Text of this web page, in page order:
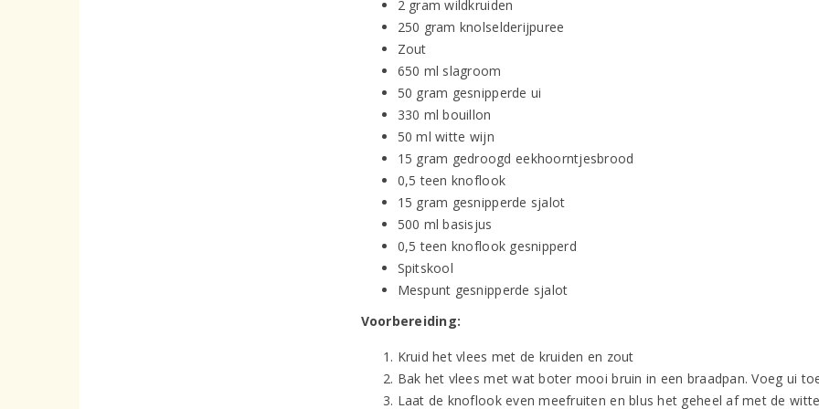
2 gram wildkruiden
250 gram knolselderijpuree
Zout
650 ml slagroom
50 gram gesnipperde ui
330 ml bouillon
50 ml witte wijn
15 gram gedroogd eekhoorntjesbrood
0,5 teen knoflook
15 gram gesnipperde sjalot
500 ml basisjus
0,5 teen knoflook gesnipperd
Spitskool
Mespunt gesnipperde sjalot
Voorbereiding:
Kruid het vlees met de kruiden en zout
Bak het vlees met wat boter mooi bruin in een braadpan. Voeg ui
Laat de knoflook even meefruiten en blus het geheel af met de